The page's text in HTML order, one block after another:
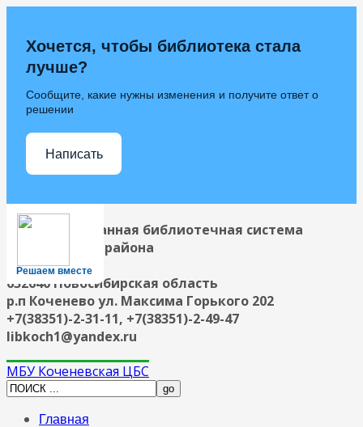
Решаем вместе
Хочется, чтобы библиотека стала
лучше?
Сообщите, какие нужны изменения и получите ответ о
решении
Написать
Централизованная библиотечная система
Коченевского района
632640 Новосибирская область
р.п Коченево ул. Максима Горького 202
+7(38351)-2-31-11, +7(38351)-2-49-47
libkoch1@yandex.ru
МБУ Коченевская ЦБС
Главная